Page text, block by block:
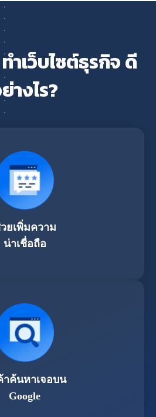
ำเว็บไซต์ธุรกิจ ดี
างไร?
ยเพิ่มความ
น่าเชื่อถือ
าค้นหาเจอบน
Google